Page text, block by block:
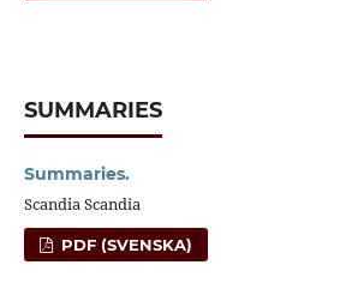
SUMMARIES
Summaries.
Scandia Scandia
PDF (SVENSKA)